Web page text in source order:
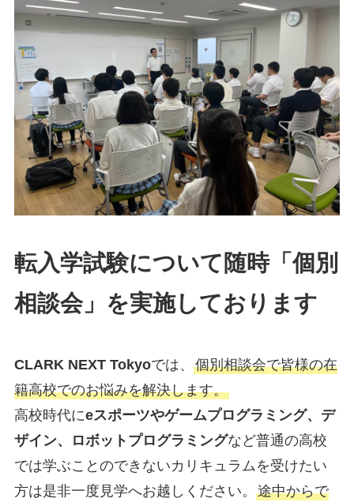
転入学試験について随時「個別
相談会」を実施しております
CLARK NEXT Tokyoでは、 個別相談会で皆様の在
籍高校でのお悩みを解決します。
高校時代にeスポーツやゲームプログラミング、デ
ザイン、ロボットプログラミングなど普通の高校
では学ぶことのできないカリキュラムを受けたい
方は是非一度見学へお越しください。 途中からで